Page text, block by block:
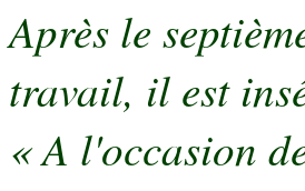
Après le
travail, il est
« A l'occasion